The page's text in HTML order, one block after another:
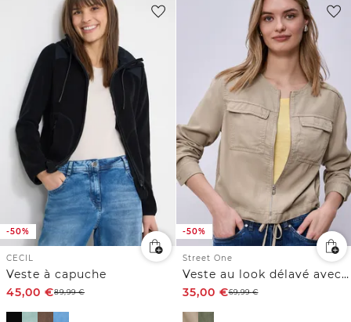
-50%
CECIL
Veste à capuche
45,00 €89,99€
-50%
Street One
Veste au look délavé avec cordon de serrage
35,00 €69,99€